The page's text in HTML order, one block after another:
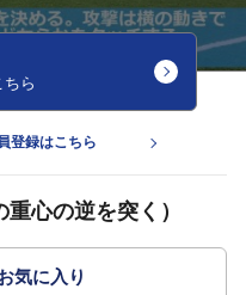
ら
登録はこちら
心の逆を突く）
気に入り